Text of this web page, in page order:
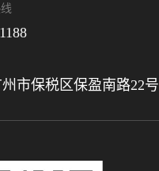
市保税区保盈南路22号